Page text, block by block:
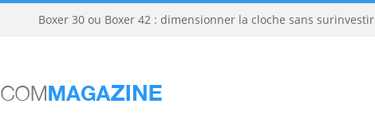
Boxer 30 ou Boxer 42 : dimensionner la cloche sans surinvestir